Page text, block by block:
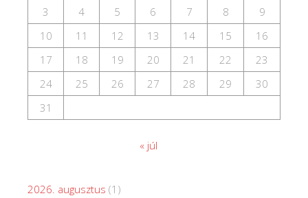
3
4 5 6 7 8
9
10
11 12 13 14 15
16
17
18 19 20 21 22
23
24
25 26 27 28 29
30
31
« júl
2026. augusztus (1)